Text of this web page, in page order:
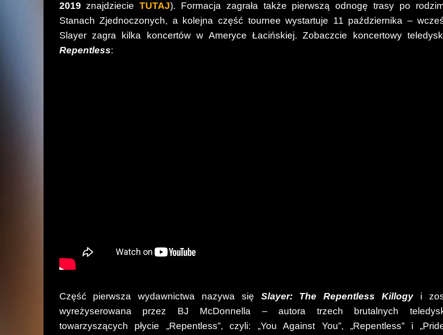
2019 znajdziecieTUTAJ). Formacja zagrała także pierwszą odnogę trasy po
Stanach Zjednoczonych, a kolejna część tournee wystartuje 11 października –
Slayer zagra kilka koncertów w Ameryce Łacińskiej. Zobaczcie koncertowy
Repentless:
Część pierwsza wydawnictwa nazywa się Slayer: The Repentless Killogyi
wyreżyserowana przez BJ McDonnella – autora trzech brutalnych
towarzyszących płycie „Repentless”, czyli: „You Against You”, „Repentless” i